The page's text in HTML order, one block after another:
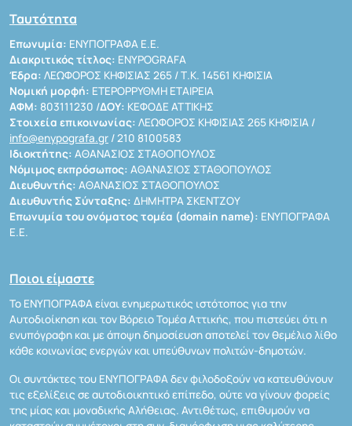
Ταυτότητα
Επωνυμία: ΕΝΥΠΟΓΡΑΦΑ Ε.Ε.
Διακριτικός τίτλος: ENYPOGRAFA
Έδρα: ΛΕΩΦΟΡΟΣ ΚΗΦΙΣΙΑΣ 265 / Τ.Κ. 14561 ΚΗΦΙΣΙΑ
Νομική μορφή: ΕΤΕΡΟΡΡΥΘΜΗ ΕΤΑΙΡΕΙΑ
ΑΦΜ: 803111230 /ΔΟΥ: ΚΕΦΟΔΕ ΑΤΤΙΚΗΣ
Στοιχεία επικοινωνίας: ΛΕΩΦΟΡΟΣ ΚΗΦΙΣΙΑΣ 265 ΚΗΦΙΣΙΑ /
info@enypografa.gr / 210 8100583
Ιδιοκτήτης: ΑΘΑΝΑΣΙΟΣ ΣΤΑΘΟΠΟΥΛΟΣ
Νόμιμος εκπρόσωπος: ΑΘΑΝΑΣΙΟΣ ΣΤΑΘΟΠΟΥΛΟΣ
Διευθυντής: ΑΘΑΝΑΣΙΟΣ ΣΤΑΘΟΠΟΥΛΟΣ
Διευθυντής Σύνταξης: ΔΗΜΗΤΡΑ ΣΚΕΝΤΖΟΥ
Επωνυμία του ονόματος τομέα (domain name): ΕΝΥΠΟΓΡΑΦΑ
Ε.Ε.
Ποιοι είμαστε
Το ΕΝΥΠΟΓΡΑΦΑ είναι ενημερωτικός ιστότοπος για την
Αυτοδιοίκηση και τον Βόρειο Τομέα Αττικής, που πιστεύει ότι η
ενυπόγραφη και με άποψη δημοσίευση αποτελεί τον θεμέλιο λίθο
κάθε κοινωνίας ενεργών και υπεύθυνων πολιτών-δημοτών.
Οι συντάκτες του ΕΝΥΠΟΓΡΑΦΑ δεν φιλοδοξούν να κατευθύνουν
τις εξελίξεις σε αυτοδιοικητικό επίπεδο, ούτε να γίνουν φορείς
της μίας και μοναδικής Αλήθειας. Αντιθέτως, επιθυμούν να